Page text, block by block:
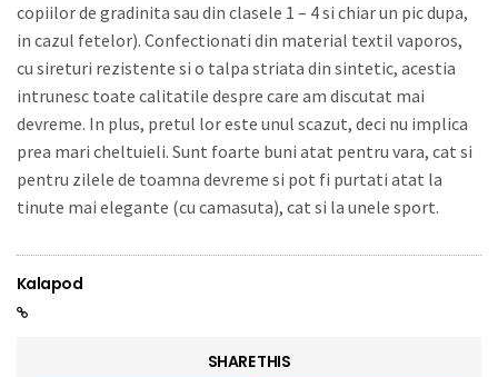
copiilor de gradinita sau din clasele 1 – 4 si chiar un pic dupa,
in cazul fetelor). Confectionati din material textil vaporos,
cu sireturi rezistente si o talpa striata din sintetic, acestia
intrunesc toate calitatile despre care am discutat mai
devreme. In plus, pretul lor este unul scazut, deci nu implica
prea mari cheltuieli. Sunt foarte buni atat pentru vara, cat si
pentru zilele de toamna devreme si pot fi purtati atat la
tinute mai elegante (cu camasuta), cat si la unele sport.
Kalapod
SHARE THIS